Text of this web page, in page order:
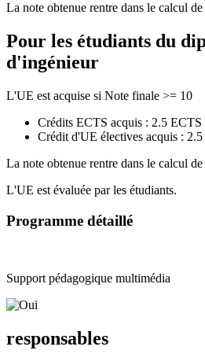
La note obtenue rentre dans le calcul
Pour les étudiants du
d'ingénieur
L'UE est acquise si Note finale >= 10
Crédits ECTS acquis : 2.5 ECTS
Crédit d'UE électives acquis : 2.5
La note obtenue rentre dans le calcul
L'UE est évaluée par les étudiants.
Programme détaillé
Support pédagogique multimédia
responsables